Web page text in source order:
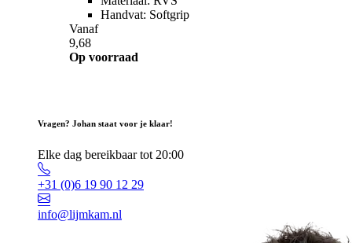
Handvat: Softgrip
Vanaf
9,68
Op voorraad
Vragen? Johan staat voor je klaar!
Elke dag bereikbaar tot 20:00
+31 (0)6 19 90 12 29
info@lijmkam.nl